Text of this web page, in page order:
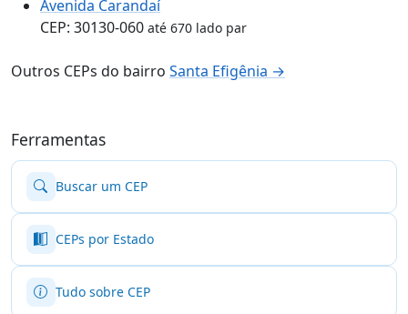
Avenida Carandaí
CEP: 30130-060 até 670 lado par
Outros CEPs do bairro Santa Efigênia →
Ferramentas
Buscar um CEP
CEPs por Estado
Tudo sobre CEP